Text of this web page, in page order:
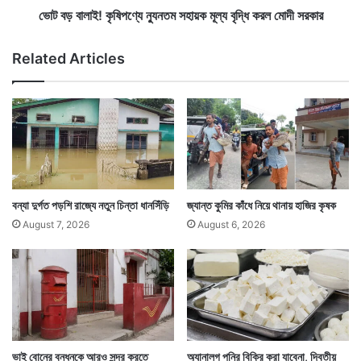
ছে
শ
রী
রে
ন্যু
ন
ত
ম
স
হা
ক
মূ
ল্য
দ্ধি
মো
দী
স
ভোট বড় বালাই! কৃষিপণ্যে ন্যুনতম সহায়ক মূল্য বৃদ্ধি করল মোদী সরকার
Related Articles
বন্যা দুর্গত পড়শি রাজ্যে নতুন চিন্তা ধানসিঁড়ি
August 7, 2026
জ্যান্ত কুমির কাঁধে নিয়ে থানায় হাজির কৃষক
August 6, 2026
ভাই বোনের বন্ধনকে আরও সুন্দর করতে
অ্যানালগ পনির বিক্রি করা যাবেনা, দ্বিতীয়